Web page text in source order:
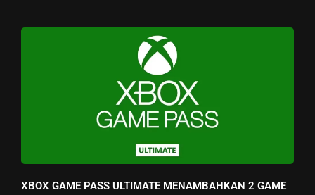
XBOX GAME PASS ULTIMATE MENAMBAHKAN 2 GAME